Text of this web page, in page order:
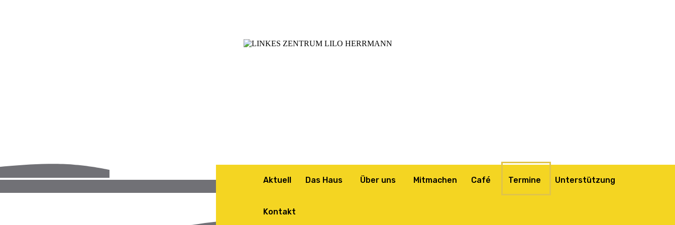
Aktuell Das Haus Über uns Mitmachen Café Termine Unterstützung
Kontakt